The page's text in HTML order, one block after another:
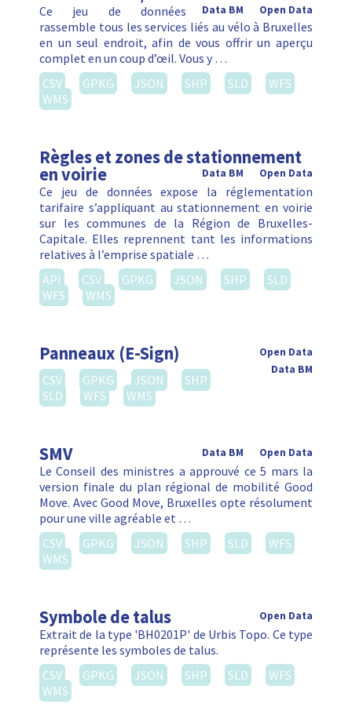
Open Data
Data BM
Ce jeu de données
rassemble tous les services liés au vélo à Bruxelles
en un seul endroit, afin de vous offrir un aperçu
complet en un coup d’œil. Vous y …
CSV
GPKG JSON SHP SLD
WFS
WMS
Règles et zones de stationnement
en voirie Open Data
Data BM
Ce jeu de données expose la réglementation
tarifaire s’appliquant au stationnement en voirie
sur les communes de la Région de Bruxelles-
Capitale. Elles reprennent tant les informations
relatives à l’emprise spatiale …
API
CSV GPKG JSON SHP
SLD
WFS
WMS
Panneaux (E-Sign)
Open Data
Data BM
CSV GPKG JSON
SHP
SLD
WFS WMS
SMV Open Data
Data BM
Le Conseil des ministres a approuvé ce 5 mars la
version finale du plan régional de mobilité Good
Move. Avec Good Move, Bruxelles opte résolument
pour une ville agréable et …
CSV
GPKG JSON SHP SLD
WFS
WMS
Symbole de talus Open Data
Extrait de la type 'BH0201P' de Urbis Topo. Ce type
représente les symboles de talus.
CSV
GPKG JSON SHP SLD
WFS
WMS